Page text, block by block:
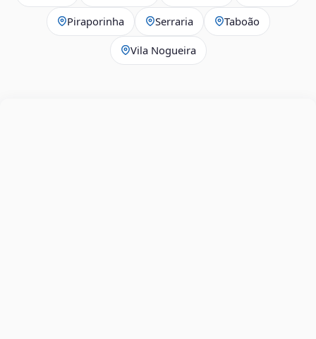
Piraporinha Serraria Taboão
Vila Nogueira